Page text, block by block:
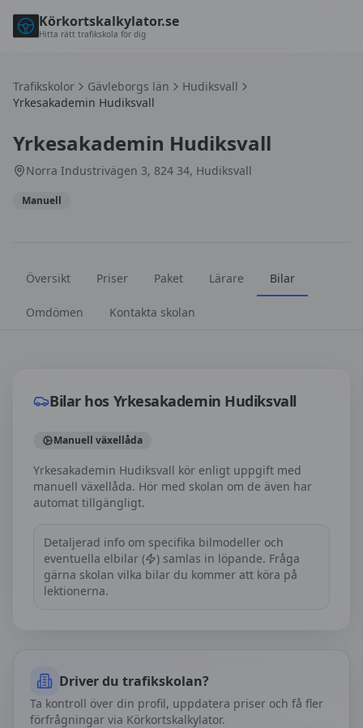
Körkortskalkylator.se
Hitta rätt trafikskola för dig
Trafikskolor Gävleborgs län
Hudiksvall
Yrkesakademin Hudiksvall
Yrkesakademin Hudiksvall
Norra Industrivägen 3, 824 34, Hudiksvall
Manuell
Översikt Priser Paket Lärare Bilar
Omdömen Kontakta skolan
Bilar hos Yrkesakademin Hudiksvall
Manuell växellåda
Yrkesakademin Hudiksvall kör enligt uppgift med
manuell växellåda. Hör med skolan om de även har
automat tillgängligt.
Detaljerad info om specifika bilmodeller och
eventuella elbilar (
) samlas in löpande. Fråga
gärna skolan vilka bilar du kommer att köra på
lektionerna.
Driver du trafikskolan?
Ta kontroll över din profil, uppdatera priser och få fler
förfrågningar via Körkortskalkylator.